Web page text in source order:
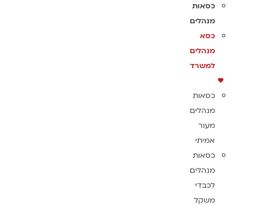
כסאות
מנהלים
כסא
מנהלים
למשרד
כסאות
מנהלים
מעור
אמיתי
כסאות
מנהלים
לכבדי
משקל